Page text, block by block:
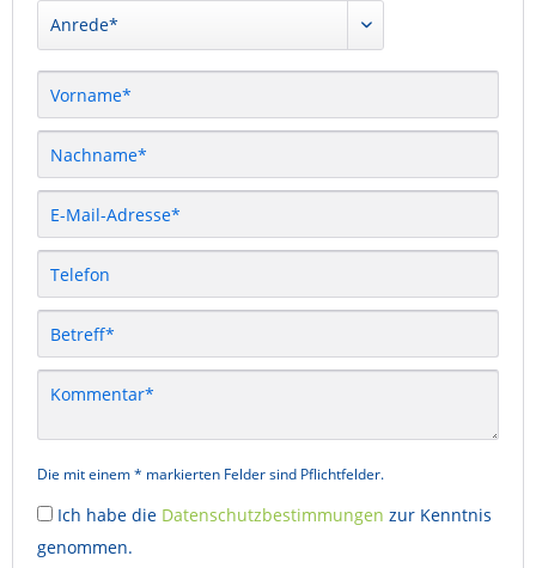
Die mit einem * markierten Felder sind Pflichtfelder.
Ich habe die Datenschutzbestimmungen zur Kenntnis
genommen.